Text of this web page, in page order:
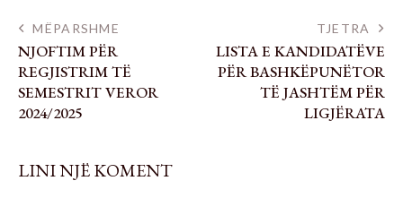
MËPARSHME
NJOFTIM PËR
REGJISTRIM TË
SEMESTRIT VEROR
2024/2025
TJETRA
LISTA E KANDIDATËVE
PËR BASHKËPUNËTOR
TË JASHTËM PËR
LIGJËRATA
LINI NJË KOMENT